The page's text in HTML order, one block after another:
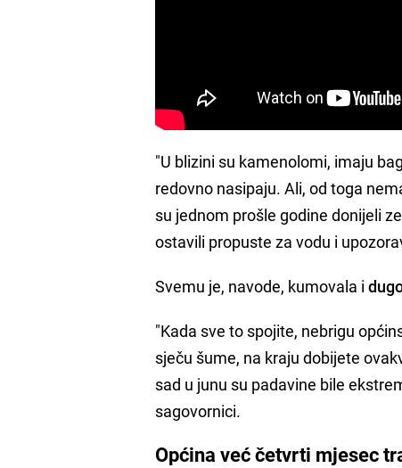
"U blizini su kamenolomi, imaju
redovno nasipaju. Ali, od toga
su jednom prošle godine donijeli
ostavili propuste za vodu i
Svemu je, navode, kumovala i
"Kada sve to spojite, nebrigu
sječu šume, na kraju dobijete
sad u junu su padavine bile
sagovornici.
Općina već četvrti mjesec